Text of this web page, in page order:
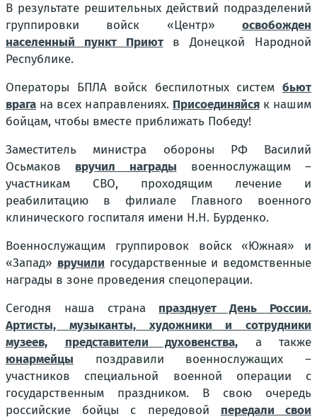
В результате решительных действий подразделений
группировки войск «Центр» освобожден
населенный пункт Приютв Донецкой Народной
Республике.
Операторы БПЛА войск беспилотных систем бьют
врага на всех направлениях. Присоединяйсяк нашим
бойцам, чтобы вместе приближать Победу!
Заместитель министра обороны РФ Василий
Осьмаков вручил награды военнослужащим –
участникам СВО, проходящим лечение и
реабилитацию в филиале Главного военного
клинического госпиталя имени Н.Н. Бурденко.
Военнослужащим группировок войск «Южная» и
«Запад» вручили государственные и ведомственные
награды в зоне проведения спецоперации.
Сегодня наша страна празднует День России.
Артисты, музыканты, художники и сотрудники
музеев,
представители духовенства, а также
юнармейцы поздравили военнослужащих –
участников специальной военной операции с
государственным праздником. В свою очередь
российские бойцы с передовой передали свои